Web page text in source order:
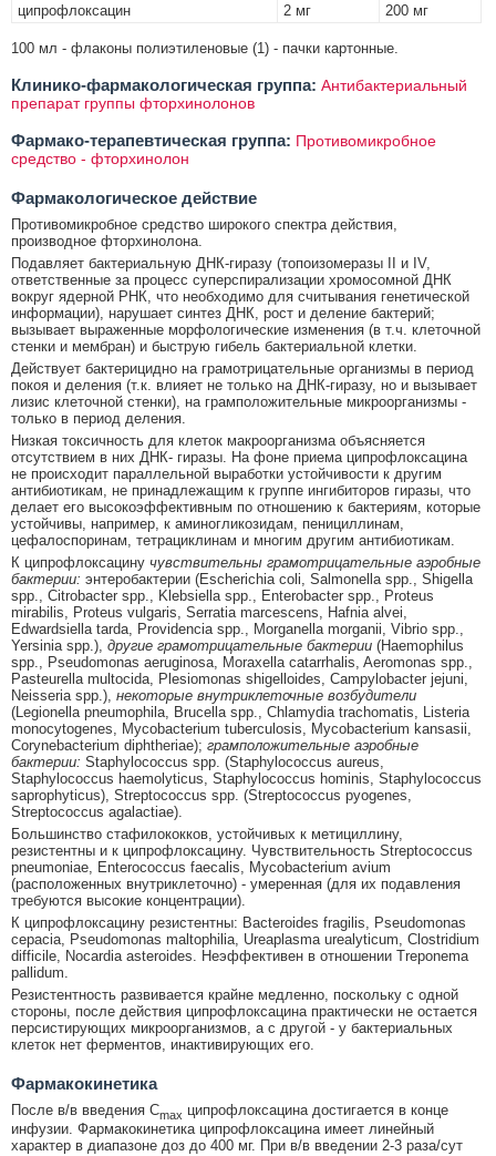
ципрофлоксацин
2 мг 200 мг
100 мл - флаконы полиэтиленовые (1) - пачки картонные.
Клинико-фармакологическая группа: Антибактериальный
препарат группы фторхинолонов
Фармако-терапевтическая группа: Противомикробное
средство - фторхинолон
Фармакологическое действие
Противомикробное средство широкого спектра действия,
производное фторхинолона.
Подавляет бактериальную ДНК-гиразу (топоизомеразы II и IV,
ответственные за процесс суперспирализации хромосомной ДНК
вокруг ядерной РНК, что необходимо для считывания генетической
информации), нарушает синтез ДНК, рост и деление бактерий;
вызывает выраженные морфологические изменения (в т.ч. клеточной
стенки и мембран) и быструю гибель бактериальной клетки.
Действует бактерицидно на грамотрицательные организмы в период
покоя и деления (т.к. влияет не только на ДНК-гиразу, но и вызывает
лизис клеточной стенки), на грамположительные микроорганизмы -
только в период деления.
Низкая токсичность для клеток макроорганизма объясняется
отсутствием в них ДНК- гиразы. На фоне приема ципрофлоксацина
не происходит параллельной выработки устойчивости к другим
антибиотикам, не принадлежащим к группе ингибиторов гиразы, что
делает его высокоэффективным по отношению к бактериям, которые
устойчивы, например, к аминогликозидам, пенициллинам,
цефалоспоринам, тетрациклинам и многим другим антибиотикам.
К ципрофлоксацину чувствительны грамотрицательные аэробные
бактерии: энтеробактерии (Escherichia coli, Salmonella spp., Shigella
spp., Citrobacter spp., Klebsiella spp., Enterobacter spp., Proteus
mirabilis, Proteus vulgaris, Serratia marcescens, Hafnia alvei,
Edwardsiella tarda, Providencia spp., Morganella morganii, Vibrio spp.,
Yersinia spp.), другие грамотрицательные бактерии (Haemophilus
spp., Pseudomonas aeruginosa, Moraxella catarrhalis, Aeromonas spp.,
Pasteurella multocida, Plesiomonas shigelloides, Campylobacter jejuni,
Neisseria spp.), некоторые внутриклеточные возбудители
(Legionella pneumophila, Brucella spp., Chlamydia trachomatis, Listeria
monocytogenes, Mycobacterium tuberculosis, Mycobacterium kansasii,
Corynebacterium diphtheriae); грамположительные аэробные
бактерии: Staphylococcus spp. (Staphylococcus aureus,
Staphylococcus haemolyticus, Staphylococcus hominis, Staphylococcus
saprophyticus), Streptococcus spp. (Streptococcus pyogenes,
Streptococcus agalactiae).
Большинство стафилококков, устойчивых к метициллину,
резистентны и к ципрофлоксацину. Чувствительность Streptococcus
pneumoniae, Enterococcus faecalis, Mycobacterium avium
(расположенных внутриклеточно) - умеренная (для их подавления
требуются высокие концентрации).
К ципрофлоксацину резистентны: Bacteroides fragilis, Pseudomonas
cepacia, Pseudomonas maltophilia, Ureaplasma urealyticum, Clostridium
difficile, Nocardia asteroides. Неэффективен в отношении Treponema
pallidum.
Резистентность развивается крайне медленно, поскольку с одной
стороны, после действия ципрофлоксацина практически не остается
персистирующих микроорганизмов, а с другой - у бактериальных
клеток нет ферментов, инактивирующих его.
Фармакокинетика
После в/в введения Сmax ципрофлоксацина достигается в конце
инфузии. Фармакокинетика ципрофлоксацина имеет линейный
характер в диапазоне доз до 400 мг. При в/в введении 2-3 раза/сут